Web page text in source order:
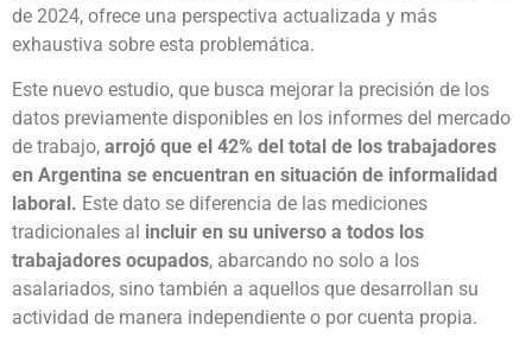
de 2024, ofrece una perspectiva actualizada y más
exhaustiva sobre esta problemática.
Este nuevo estudio, que busca mejorar la precisión de los
datos previamente disponibles en los informes del mercado
de trabajo, arrojó que el 42% del total de los trabajadores
en Argentina se encuentran en situación de informalidad
laboral. Este dato se diferencia de las mediciones
tradicionales al incluir en su universo a todos los
trabajadores ocupados, abarcando no solo a los
asalariados, sino también a aquellos que desarrollan su
actividad de manera independiente o por cuenta propia.